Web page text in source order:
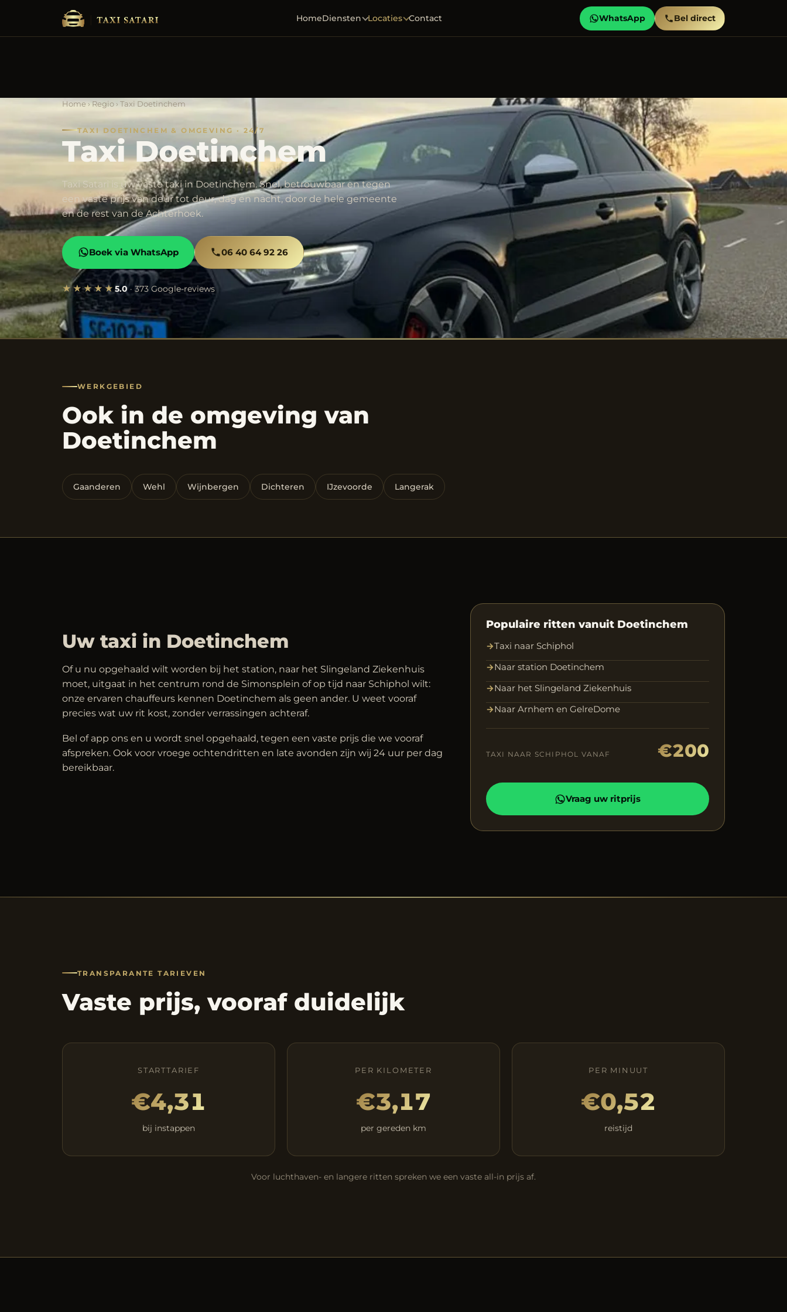
HomeDiensten Locaties Contact WhatsApp Bel direct
Home ›Regio › Taxi Doetinchem
TAXI DOETINCHEM & OMGEVING · 24/7
Taxi Doetinchem
Taxi Satari is uw vaste taxi in Doetinchem. Snel, betrouwbaar en tegen
een vaste prijs van deur tot deur, dag en nacht, door de hele gemeente
en de rest van de Achterhoek.
Boek via WhatsApp 06 40 64 92 26
★★★★★ 5.0· 373 Google-reviews
WERKGEBIED
Ook in de omgeving van
Doetinchem
Gaanderen Wehl Wijnbergen Dichteren IJzevoorde Langerak
Uw taxi in Doetinchem
Of u nu opgehaald wilt worden bij het station, naar het Slingeland Ziekenhuis
moet, uitgaat in het centrum rond de Simonsplein of op tijd naar Schiphol wilt:
onze ervaren chauffeurs kennen Doetinchem als geen ander. U weet vooraf
precies wat uw rit kost, zonder verrassingen achteraf.
Bel of app ons en u wordt snel opgehaald, tegen een vaste prijs die we vooraf
afspreken. Ook voor vroege ochtendritten en late avonden zijn wij 24 uur per dag
bereikbaar.
Populaire ritten vanuit Doetinchem
→Taxi naar Schiphol
→Naar station Doetinchem
→Naar het Slingeland Ziekenhuis
→Naar Arnhem en GelreDome
TAXI NAAR SCHIPHOL VANAF €200
Vraag uw ritprijs
TRANSPARANTE TARIEVEN
Vaste prijs, vooraf duidelijk
STARTTARIEF
€4,31
bij instappen
PER KILOMETER
€3,17
per gereden km
PER MINUUT
€0,52
reistijd
Voor luchthaven- en langere ritten spreken we een vaste all-in prijs af.